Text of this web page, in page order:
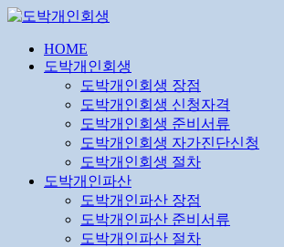
Skip
contentHOME
도박개인회생
도박개인회생 장점
도박개인회생 신청자격
도박개인회생 준비서류
도박개인회생 자가진단신청
도박개인회생 절차
도박개인파산
도박개인파산 장점
도박개인파산 준비서류
도박개인파산 절차